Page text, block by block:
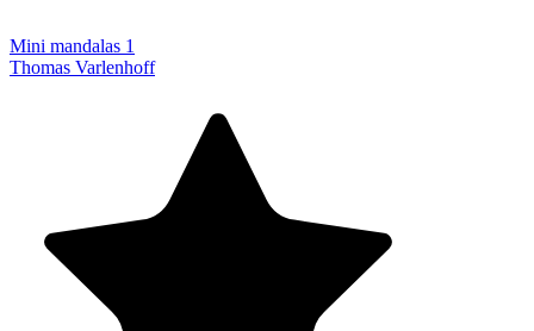
Mini mandalas 1
Thomas Varlenhoff